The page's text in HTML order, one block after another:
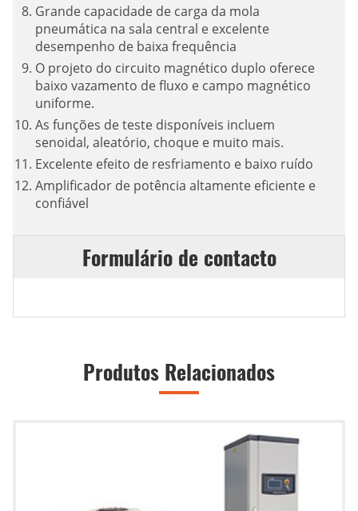
Grande capacidade de carga da mola
pneumática na sala central e excelente
desempenho de baixa frequência
O projeto do circuito magnético duplo oferece
baixo vazamento de fluxo e campo magnético
uniforme.
As funções de teste disponíveis incluem
senoidal, aleatório, choque e muito mais.
Excelente efeito de resfriamento e baixo ruído
Amplificador de potência altamente eficiente e
confiável
Formulário de contacto
Produtos Relacionados